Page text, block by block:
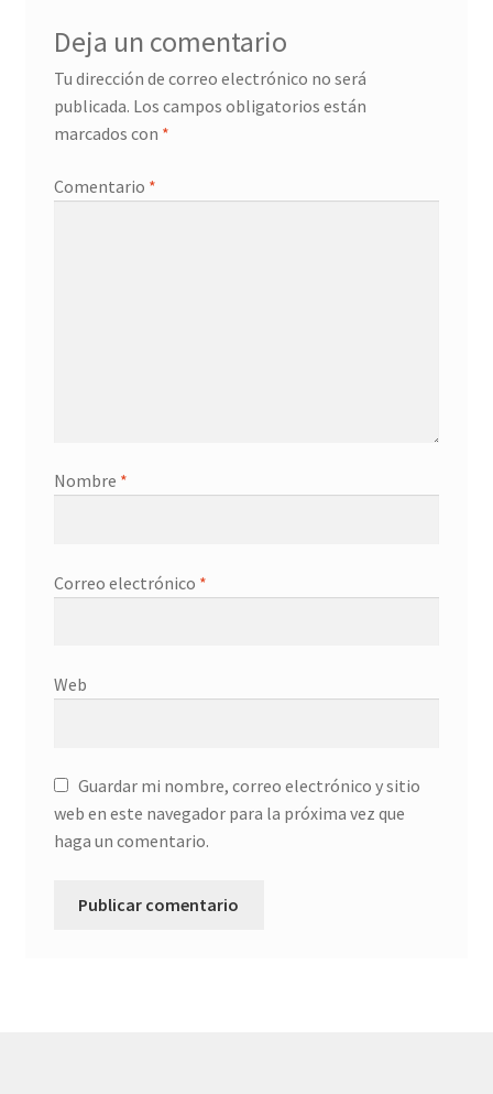
Deja un comentario
Tu dirección de correo electrónico no será
publicada. Los campos obligatorios están
marcados con *
Comentario *
Nombre *
Correo electrónico *
Web
Guardar mi nombre, correo electrónico y sitio
web en este navegador para la próxima vez que
haga un comentario.